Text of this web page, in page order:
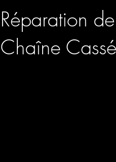
Réparation
Chaîne